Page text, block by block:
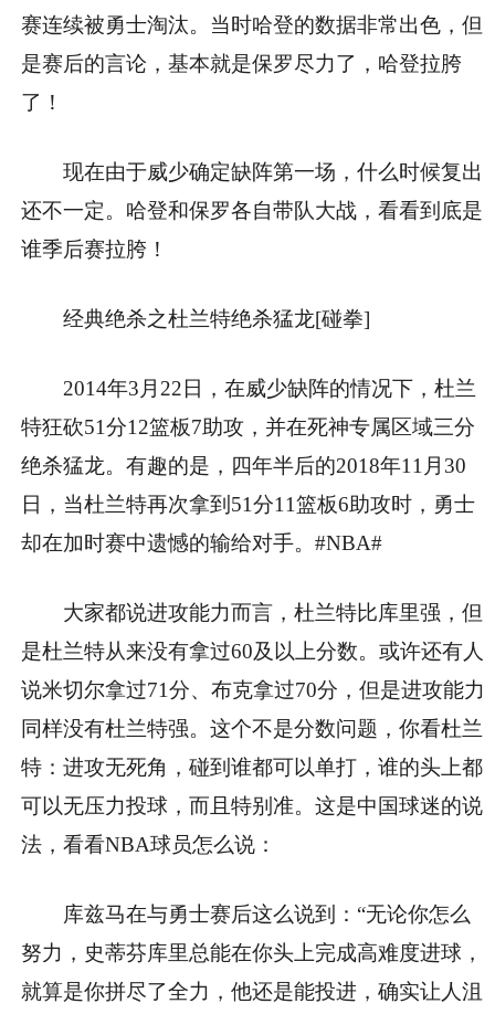
赛连续被勇士淘汰。当时哈登的数据非常出色，但
是赛后的言论，基本就是保罗尽力了，哈登拉胯
了！
现在由于威少确定缺阵第一场，什么时候复出
还不一定。哈登和保罗各自带队大战，看看到底是
谁季后赛拉胯！
经典绝杀之杜兰特绝杀猛龙[碰拳]
2014年3月22日，在威少缺阵的情况下，杜兰
特狂砍51分12篮板7助攻，并在死神专属区域三分
绝杀猛龙。有趣的是，四年半后的2018年11月30
日，当杜兰特再次拿到51分11篮板6助攻时，勇士
却在加时赛中遗憾的输给对手。#NBA#
大家都说进攻能力而言，杜兰特比库里强，但
是杜兰特从来没有拿过60及以上分数。或许还有人
说米切尔拿过71分、布克拿过70分，但是进攻能力
同样没有杜兰特强。这个不是分数问题，你看杜兰
特：进攻无死角，碰到谁都可以单打，谁的头上都
可以无压力投球，而且特别准。这是中国球迷的说
法，看看NBA球员怎么说：
库兹马在与勇士赛后这么说到：“无论你怎么
努力，史蒂芬库里总能在你头上完成高难度进球，
就算是你拼尽了全力，他还是能投进，确实让人沮